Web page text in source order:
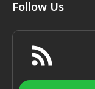
Follow Us